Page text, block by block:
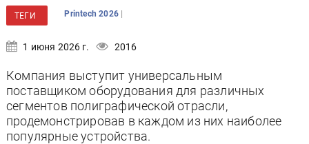
ТЕГИ Printech 2026 |
1 июня 2026 г. 2016
Компания выступит универсальным
поставщиком оборудования для различных
сегментов полиграфической отрасли,
продемонстрировав в каждом из них наиболее
популярные устройства.